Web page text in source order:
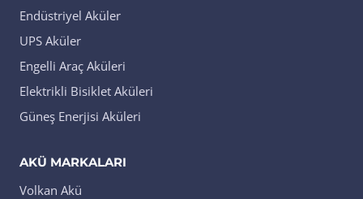
Endüstriyel Aküler
UPS Aküler
Engelli Araç Aküleri
Elektrikli Bisiklet Aküleri
Güneş Enerjisi Aküleri
AKÜ MARKALARI
Volkan Akü